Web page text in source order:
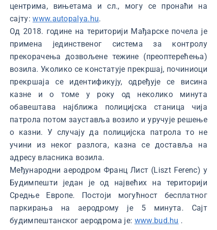
центрима, вињетама и сл., могу се пронаћи на
сајту:www.autopalya.hu.
Од 2018. године на територији Мађарске почела је
примена јединственог система за контролу
прекорачења дозвољене тежине (преоптерећења)
возила. Уколико се констатује прекршај, починиоци
прекршаја се идентификују, одређује се висина
казне и о томе у року од неколико минута
обавештава најближа полицијска станица чија
патрола потом зауставља возило и уручује решење
о казни. У случају да полицијска патрола то не
учини из неког разлога, казна се доставља на
адресу власника возила.
Међународни аеродром Франц Лист (Liszt Ferenc) у
Будимпешти један је од највећих на територији
Средње Европе. Постоји могућност бесплатног
паркирања на аеродрому је 5 минута. Сајт
будимпештанског аеродрома је: www.bud.hu .